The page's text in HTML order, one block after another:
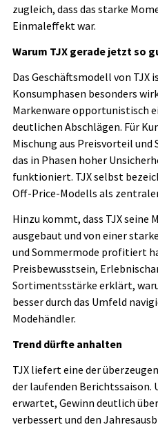
zugleich, dass das starke
Einmaleffekt war.
Warum TJX gerade jetzt so
Das Geschäftsmodell von TJX
Konsumphasen besonders
Markenware opportunistisch
deutlichen Abschlägen. Für
Mischung aus Preisvorteil und
das in Phasen hoher
funktioniert. TJX selbst
Off-Price-Modells als
Hinzu kommt, dass TJX
ausgebaut und von einer
und Sommermode profitiert
Preisbewusstsein,
Sortimentsstärke erklärt,
besser durch das Umfeld
Modehändler.
Trend dürfte anhalten
TJX liefert eine der
der laufenden Berichtssaison.
erwartet, Gewinn deutlich
verbessert und den